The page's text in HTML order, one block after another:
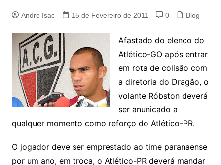
Andre Isac 15 de Fevereiro de 2011 0 Blog
Afastado do elenco do
Atlético-GO após entrar
em rota de colisão com
a diretoria do Dragão, o
volante Róbston deverá
ser anunicado a
qualquer momento como reforço do Atlético-PR.
O jogador deve ser emprestado ao time paranaense
por um ano, em troca, o Atlético-PR deverá mandar